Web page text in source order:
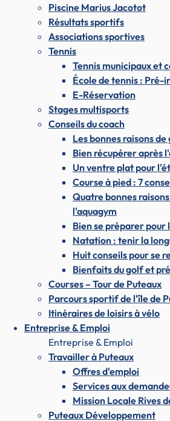
Piscine Marius Jacotot
Résultats sportifs
Associations sportives
Tennis
Tennis municipaux et
École de tennis : Pré-
E-Réservation
Stages multisports
Conseils du coach
Les bonnes raisons
Bien récupérer après
Un ventre plat pour
Course à pied : 7
Quatre bonnes
l'aquagym
Bien se préparer pour
Natation : tenir la
Huit conseils pour se
Bienfaits du golf et
Courses – Tour de Puteaux
Parcours sportif de l'île de
Itinéraires de loisirs à vélo
Entreprise & Emploi
Entreprise & Emploi
Travailler à Puteaux
Offres d'emploi
Services aux
Mission Locale Rives
Puteaux Développement